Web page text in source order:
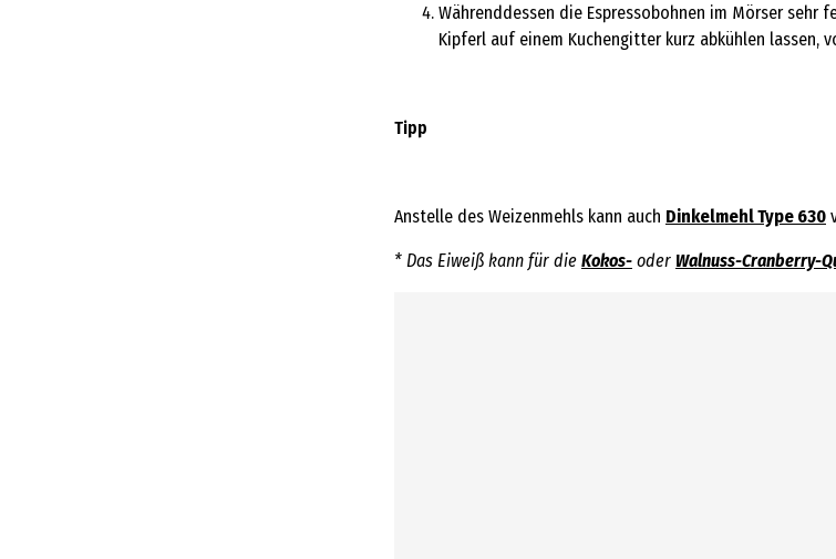
Währenddessen die Espressobohnen im Mörser sehr
Kipferl auf einem Kuchengitter kurz abkühlen lassen,
Tipp
Anstelle des Weizenmehls kann auch Dinkelmehl Type 630
* Das Eiweiß kann für die Kokos- oder Walnuss-Cranberry-